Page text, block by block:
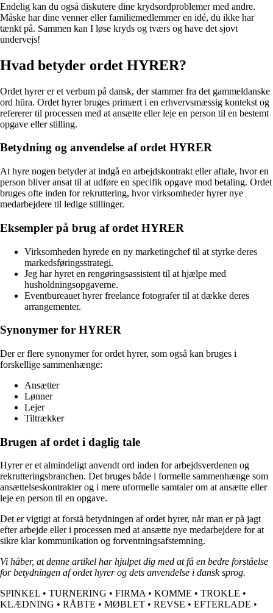
Endelig kan du også diskutere dine krydsordproblemer med andre.
Måske har dine venner eller familiemedlemmer en idé, du ikke har
tænkt på. Sammen kan I løse kryds og tværs og have det sjovt
undervejs!
Hvad betyder ordet HYRER?
Ordet hyrer er et verbum på dansk, der stammer fra det gammeldanske
ord hūra. Ordet hyrer bruges primært i en erhvervsmæssig kontekst og
refererer til processen med at ansætte eller leje en person til en bestemt
opgave eller stilling.
Betydning og anvendelse af ordet HYRER
At hyre nogen betyder at indgå en arbejdskontrakt eller aftale, hvor en
person bliver ansat til at udføre en specifik opgave mod betaling. Ordet
bruges ofte inden for rekruttering, hvor virksomheder hyrer nye
medarbejdere til ledige stillinger.
Eksempler på brug af ordet HYRER
Virksomheden hyrede en ny marketingchef til at styrke deres
markedsføringsstrategi.
Jeg har hyret en rengøringsassistent til at hjælpe med
husholdningsopgaverne.
Eventbureauet hyrer freelance fotografer til at dække deres
arrangementer.
Synonymer for HYRER
Der er flere synonymer for ordet hyrer, som også kan bruges i
forskellige sammenhænge:
Ansætter
Lønner
Lejer
Tiltrækker
Brugen af ordet i daglig tale
Hyrer er et almindeligt anvendt ord inden for arbejdsverdenen og
rekrutteringsbranchen. Det bruges både i formelle sammenhænge som
ansættelseskontrakter og i mere uformelle samtaler om at ansætte eller
leje en person til en opgave.
Det er vigtigt at forstå betydningen af ordet hyrer, når man er på jagt
efter arbejde eller i processen med at ansætte nye medarbejdere for at
sikre klar kommunikation og forventningsafstemning.
Vi håber, at denne artikel har hjulpet dig med at få en bedre forståelse
for betydningen af ordet hyrer og dets anvendelse i dansk sprog.
SPINKEL • TURNERING • FIRMA• KOMME • TROKLE •
KLÆDNING • RÅBTE • MØBLET • REVSE • EFTERLADE •